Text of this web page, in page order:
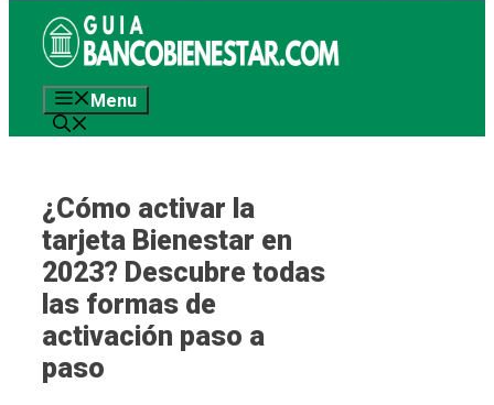
contenido
Menu
¿Cómo activar la
tarjeta Bienestar en
2023? Descubre todas
las formas de
activación paso a
paso